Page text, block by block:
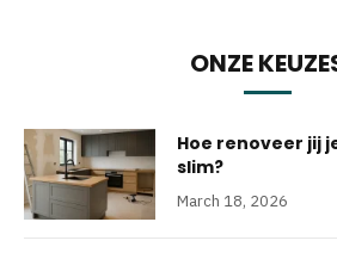
ONZE
Hoe renoveer jij
slim?
March 18, 2026